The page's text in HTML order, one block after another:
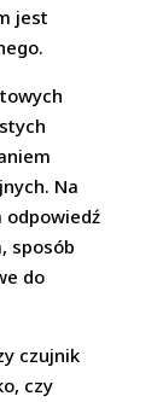
jest
Na
sposób
do
czujnik
czy